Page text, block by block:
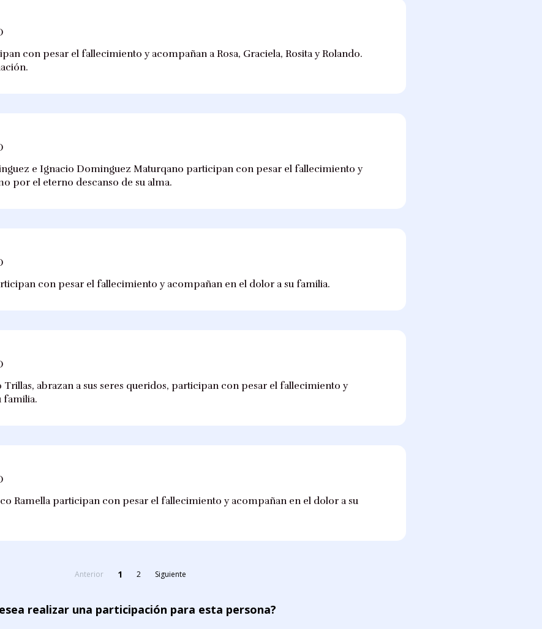
con pesar el fallecimiento y acompañan a Rosa, Graciela, Rosita y Rolando.
e Ignacio Dominguez Maturqano participan con pesar el fallecimiento y
por el eterno descanso de su alma.
con pesar el fallecimiento y acompañan en el dolor a su familia.
abrazan a sus seres queridos, participan con pesar el fallecimiento y
familia.
Ramella participan con pesar el fallecimiento y acompañan en el dolor a su
Anterior 1 2 Siguiente
realizar una participación para esta persona?